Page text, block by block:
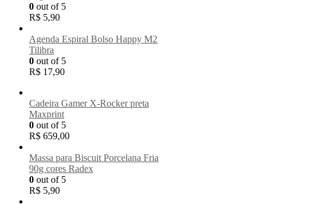
0 out of 5
R$ 5,90
Agenda Espiral Bolso Happy M2
Tilibra
0 out of 5
R$ 17,90
Cadeira Gamer X-Rocker preta
Maxprint
0 out of 5
R$ 659,00
Massa para Biscuit Porcelana Fria
90g cores Radex
0 out of 5
R$ 5,90